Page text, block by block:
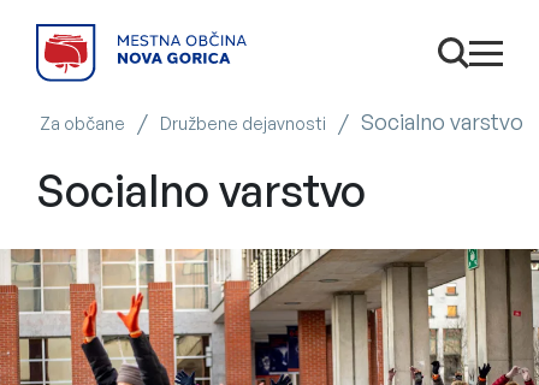
Odpri
odpri
Za občane / Družbene dejavnosti / Socialno varstvo
Socialno varstvo